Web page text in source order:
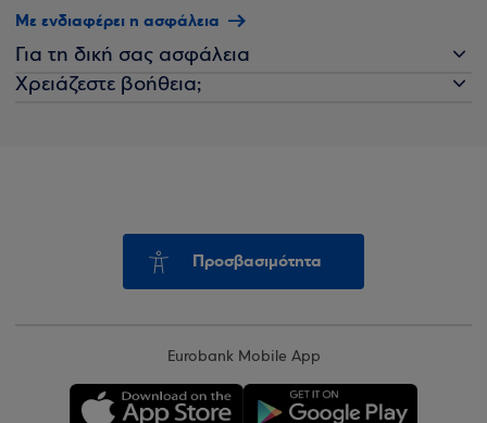
Με ενδιαφέρει η ασφάλεια
Για τη δική σας ασφάλεια
Χρειάζεστε βοήθεια;
Προσβασιμότητα
Eurobank Mobile App